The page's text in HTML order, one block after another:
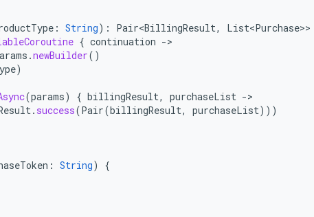
: String): Pair<BillingResult, List<Purchase>>
{ continuation -
.newBuilder()
)
(params) { billingResult, purchaseList -
. success(Pair(billingResult, purchaseList)))
: String)
{